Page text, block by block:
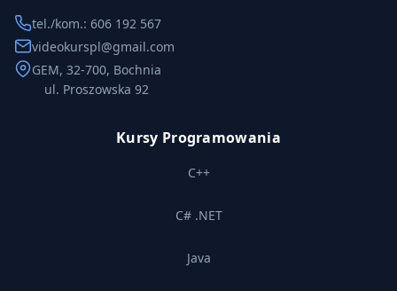
tel./kom.: 606 192 567
videokurspl@gmail.com
GEM, 32-700, Bochnia
ul. Proszowska 92
Kursy Programowania
C++
C# .NET
Java